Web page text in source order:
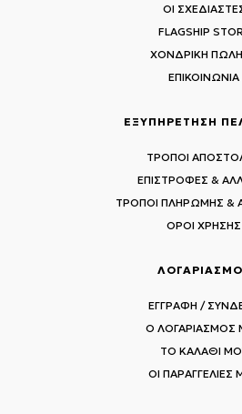
ΟΙ
FLAGSHIP
ΧΟΝΔΡΙΚΗ
ΕΠΙΚΟΙΝΩΝΙΑ
ΕΞΥΠΗΡΕΤΗΣΗ
ΤΡΟΠΟΙ
ΕΠΙΣΤΡΟΦΕΣ &
ΤΡΟΠΟΙ ΠΛΗΡΩΜΗΣ &
ΟΡΟΙ ΧΡΗΣΗΣ
ΕΓΓΡΑΦΗ /
Ο ΛΟΓΑΡΙΑΣΜΟΣ
ΤΟ ΚΑΛΑΘΙ
ΟΙ ΠΑΡΑΓΓΕΛΙΕΣ